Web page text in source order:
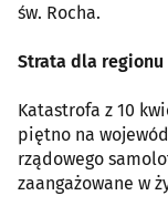
św. Rocha.
Strata dla regionu
Katastrofa z 10
piętno na
rządowego
zaangażowane w